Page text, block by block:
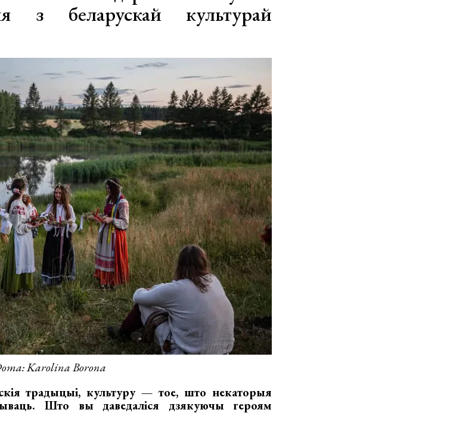
з беларускай культурай
Karolina Borona
традыцыі, культуру — тое, што некаторыя
Што вы даведаліся дзякуючы героям